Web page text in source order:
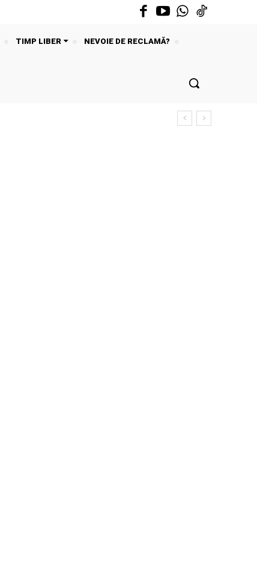
TIMP LIBER
NEVOIE DE RECLAMĂ?